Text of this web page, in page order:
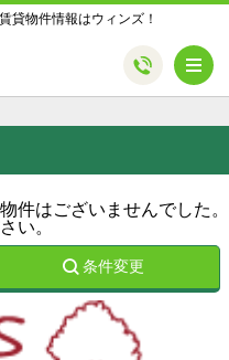
貸物件情報はウィンズ！
件はございませんでした。
い。
条件変更